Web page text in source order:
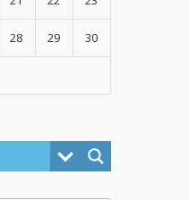
28 29 30